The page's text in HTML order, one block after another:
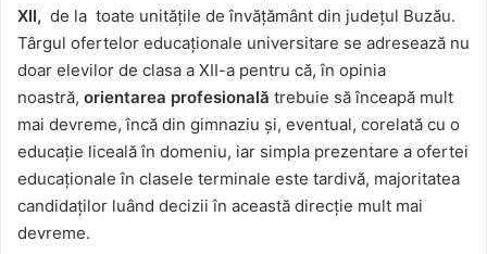
XII, de la toate unitățile de învățământ din județul Buzău.
Târgul ofertelor educaționale universitare se adresează nu
doar elevilor de clasa a XII-a pentru că, în opinia
noastră, orientarea profesională trebuie să înceapă mult
mai devreme, încă din gimnaziu și, eventual, corelată cu o
educație liceală în domeniu, iar simpla prezentare a ofertei
educaționale în clasele terminale este tardivă, majoritatea
candidaților luând decizii în această direcție mult mai
devreme.